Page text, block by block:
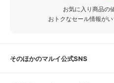
お気に入り商品の
おトクなセール情報が
そのほかのマルイ公式SNS